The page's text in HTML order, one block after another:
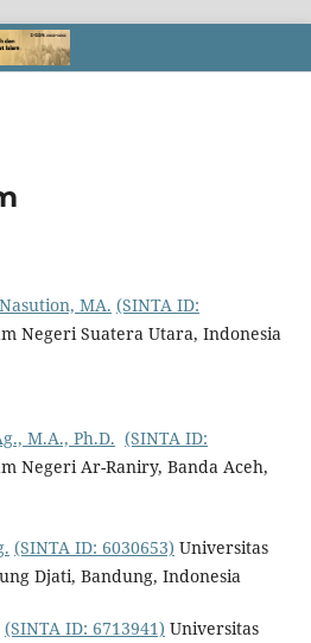
MA. (SINTA ID:
Negeri Suatera Utara, Indonesia
M.A., Ph.D. (SINTA ID:
Negeri Ar-Raniry, Banda Aceh,
(SINTA ID: 6030653) Universitas
Djati, Bandung, Indonesia
(SINTA ID: 6713941) Universitas